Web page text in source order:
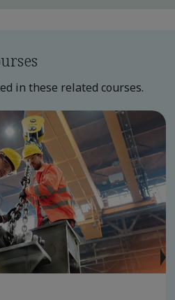
in these related courses.